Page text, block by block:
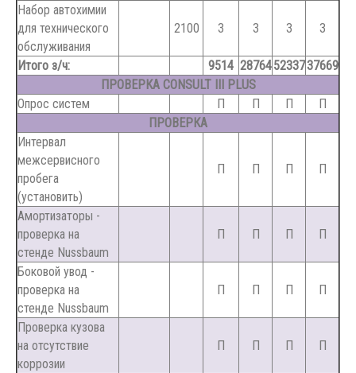
Набор автохимии
для технического
обслуживания
2100 З З З З
Итого з/ч: 9514 287645233737669
ПРОВЕРКА CONSULT III PLUS
Опрос систем
П П П
П
ПРОВЕРКА
Интервал
межсервисного
пробега
(установить)
П П П П
Амортизаторы -
проверка на
стенде Nussbaum
П П П П
Боковой увод -
проверка на
стенде Nussbaum
П П П П
Проверка кузова
на отсутствие
коррозии
П П П П